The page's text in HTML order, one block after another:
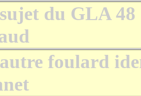
du GLA 48
foulard